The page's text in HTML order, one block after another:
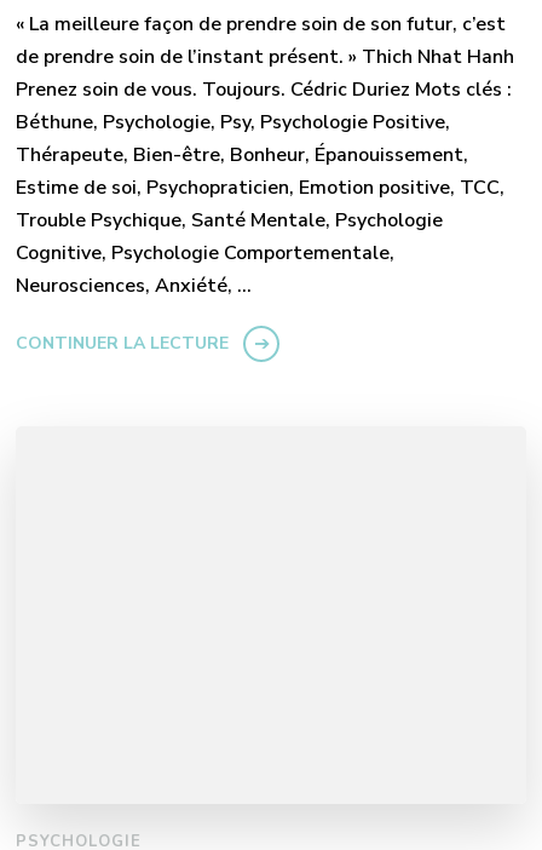
« La meilleure façon de prendre soin de son futur, c’est
de prendre soin de l’instant présent. » Thich Nhat Hanh
Prenez soin de vous. Toujours. Cédric Duriez Mots clés :
Béthune, Psychologie, Psy, Psychologie Positive,
Thérapeute, Bien-être, Bonheur, Épanouissement,
Estime de soi, Psychopraticien, Emotion positive, TCC,
Trouble Psychique, Santé Mentale, Psychologie
Cognitive, Psychologie Comportementale,
Neurosciences, Anxiété, …
CONTINUER LA LECTURE
PSYCHOLOGIE